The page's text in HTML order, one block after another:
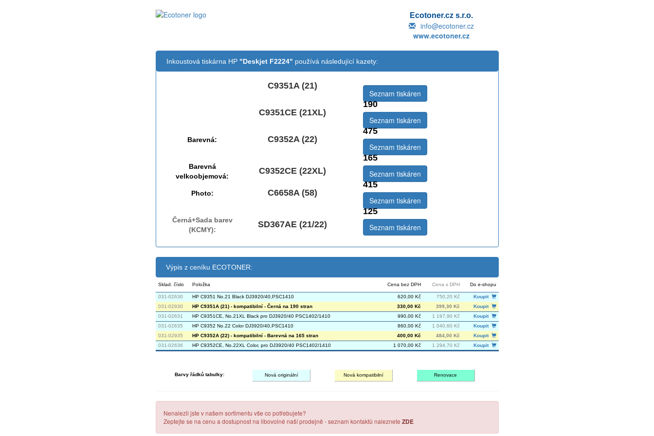
Ecotoner.cz s.r.o.
info@ecotoner.cz
www.ecotoner.cz
Inkoustová tiskárna HP "Deskjet F2224" používá následující kazety:
C9351A (21)
190
Seznam tiskáren
C9351CE (21XL)
475
Seznam tiskáren
Barevná:
C9352A (22)
165
Seznam tiskáren
Barevná
velkoobjemová:
C9352CE (22XL)
415
Seznam tiskáren
Photo:
C6658A (58)
125
Seznam tiskáren
Černá+Sada barev
(KCMY):
SD367AE (21/22) Seznam tiskáren
Výpis z ceníku ECOTONER:
Sklad. číslo Položka Cena bez DPH Cena s DPH Do e-shopu
031-02630 HP C9351 No.21 Black DJ3920/40,PSC1410 620,00 Kč 750,20 Kč
Koupit
031-02930
HP C9351A (21) - kompatibilní - Černá na 190 stran 330,00 Kč 399,30 Kč
Koupit
031-02631
HP C9351CE, No.21XL Black pro DJ3920/40 PSC1402/1410 990,00 Kč 1 197,90 Kč
Koupit
031-02635
HP C9352 No.22 Color DJ3920/40,PSC1410 860,00 Kč 1 040,60 Kč
Koupit
031-02935
HP C9352A (22) - kompatibilní - Barevná na 165 stran 400,00 Kč 484,00 Kč
Koupit
031-02636
HP C9352CE, No.22XL Color, pro DJ3920/40 PSC1402/1410 1 070,00 Kč 1 294,70 Kč Koupit
Barvy řádků tabulky: Nová originální Nová kompatibilní Renovace
Nenalezli jste v našem sortimentu vše co potřebujete?
Zeptejte se na cenu a dostupnost na libovolné naší prodejně - seznam kontaktů naleznete ZDE